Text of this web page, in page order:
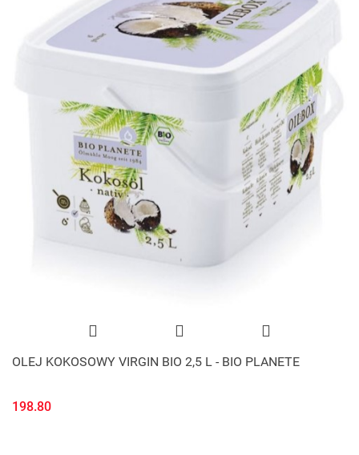
OLEJ KOKOSOWY VIRGIN BIO 2,5 L - BIO PLANETE
198.80